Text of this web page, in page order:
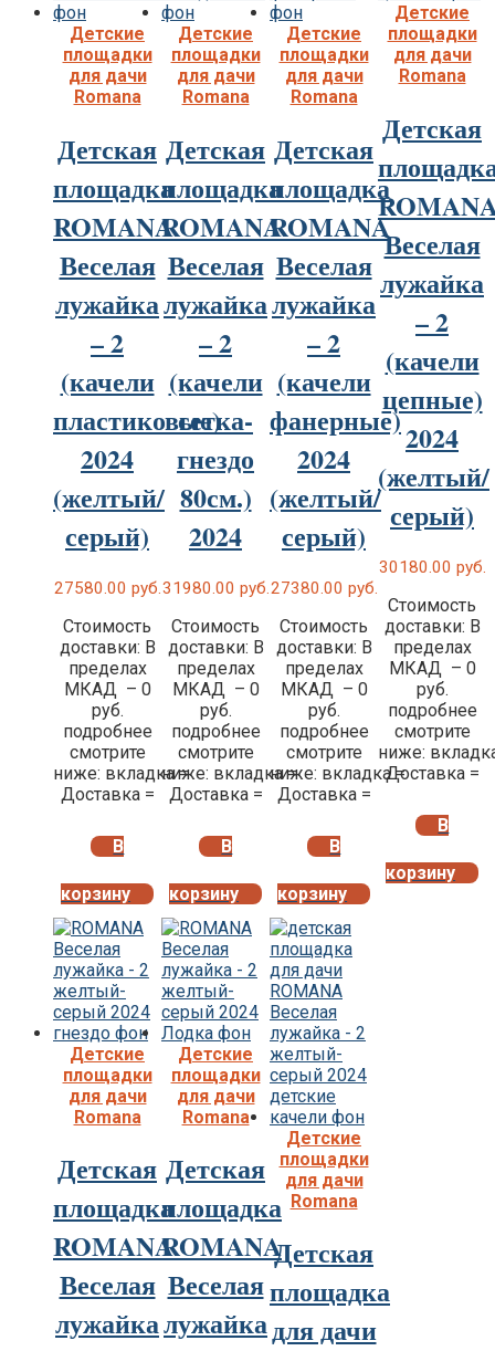
Детские
площадки
для дачи
Romana
Детская
площадка
ROMANA
Веселая
лужайка
– 2
(качели
пластиковые)
2024
(желтый/
серый)
27580.00 руб.
Стоимость
доставки: В
пределах
МКАД – 0
руб.
подробнее
смотрите
ниже: вкладка =
Доставка =
В
корзину
Детские
площадки
для дачи
Romana
Детская
площадка
ROMANA
Веселая
лужайка
– 2
(качели
сетка-
гнездо
80см.)
2024
31980.00 руб.
Стоимость
доставки: В
пределах
МКАД – 0
руб.
подробнее
смотрите
ниже: вкладка =
Доставка =
В
корзину
Детские
площадки
для дачи
Romana
Детская
площадка
ROMANA
Веселая
лужайка
– 2
(качели
фанерные)
2024
(желтый/
серый)
27380.00 руб.
Стоимость
доставки: В
пределах
МКАД – 0
руб.
подробнее
смотрите
ниже: вкладка =
Доставка =
В
корзину
Детские
площадки
для дачи
Romana
Детская
Веселая
лужайка
– 2
(качели
цепные)
2024
(желтый/
серый)
30180.00 руб.
Стоимость
доставки: В
пределах
МКАД – 0
руб.
подробнее
смотрите
ниже:
Доставка =
В
корзину
Детские
площадки
для дачи
Romana
Детская
площадка
ROMANA
Веселая
лужайка
Детские
площадки
для дачи
Romana
Детская
площадка
ROMANA
Веселая
лужайка
Детские
площадки
для дачи
Romana
Детская
площадка
для дачи